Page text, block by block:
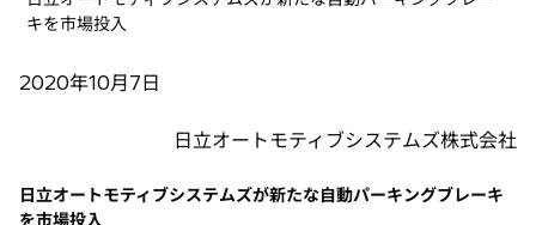
キを市場投入
2020年10月7日
日立オートモティブシステムズ株式会社
日立オートモティブシステムズが新たな自動パーキングブレーキ
を市場投入